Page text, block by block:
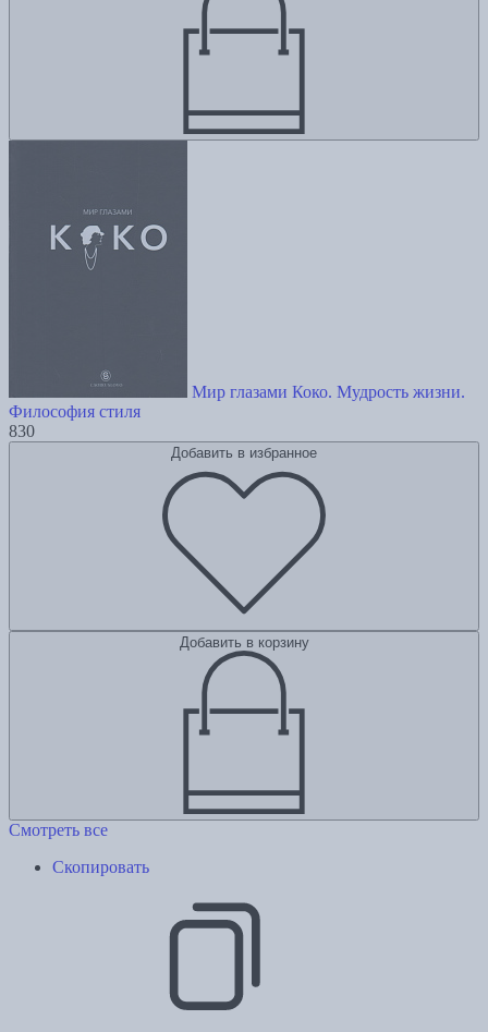
Мир глазами Коко. Мудрость жизни.
Философия стиля
830
Добавить в избранное
Добавить в корзину
Смотреть все
Скопировать